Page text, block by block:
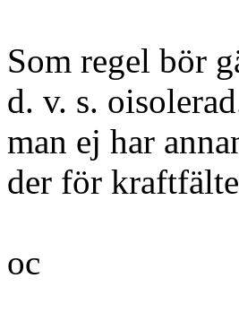
Som regel bör
d. v. s.
man ej har
der för
oc